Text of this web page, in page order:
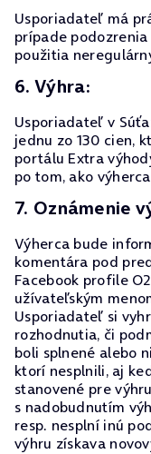
Usporiadateľ má
prípade
použitia
6. Výhra:
Usporiadateľ v
jednu zo 130 cien,
portálu Extra
po tom, ako
7. Oznámenie
Výherca bude
komentára pod
Facebook profile
užívateľským
Usporiadateľ si
rozhodnutia, či
boli splnené alebo
ktorí nesplnili, aj
stanovené pre
s nadobudnutím
resp. nesplní inú
výhru získava